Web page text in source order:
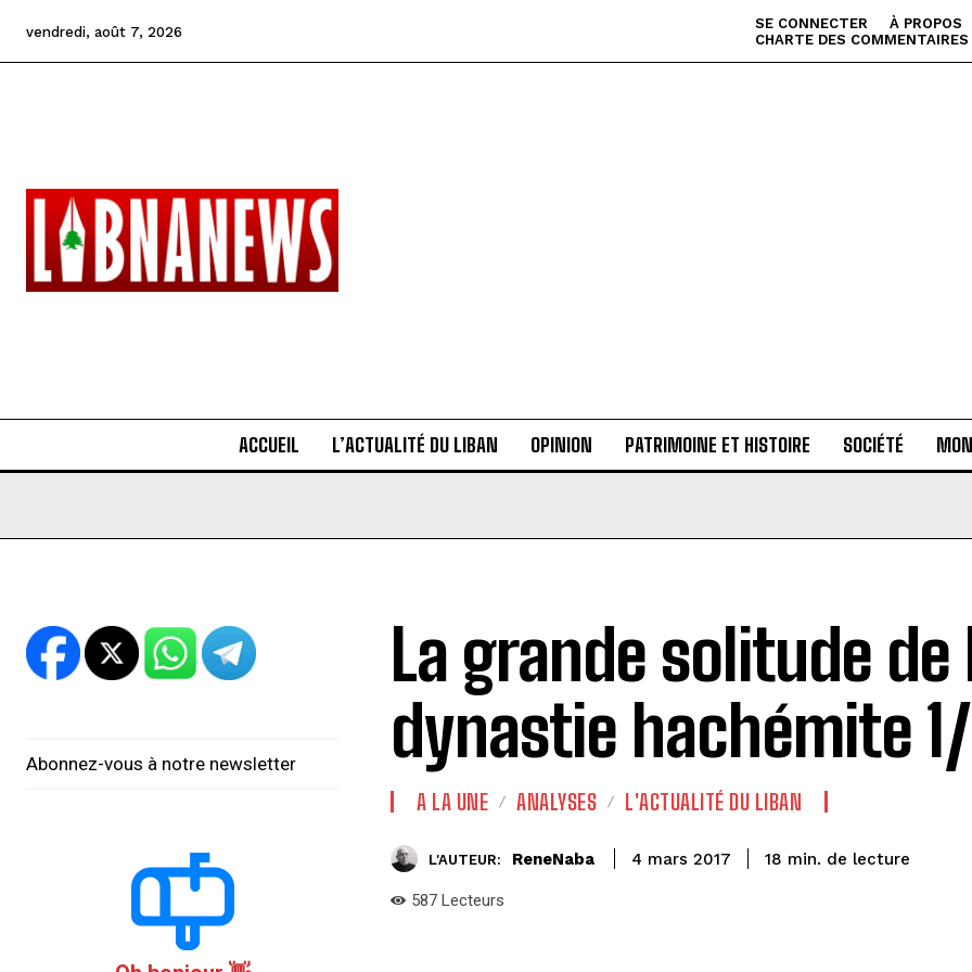
vendredi, août 7, 2026 SE CONNECTER À PROPOS
CHARTE DES COMMENTAIRES
ACCUEIL L’ACTUALITÉ DU LIBAN OPINION PATRIMOINE ET HISTOIRE SOCIÉTÉ
Abonnez-vous à notre newsletter
La grande solitude de
dynastie hachémite
A LA UNE ANALYSES L'ACTUALITÉ DU LIBAN
L'AUTEUR: ReneNaba 4 mars 2017 18 min. de lecture
587 Lecteurs